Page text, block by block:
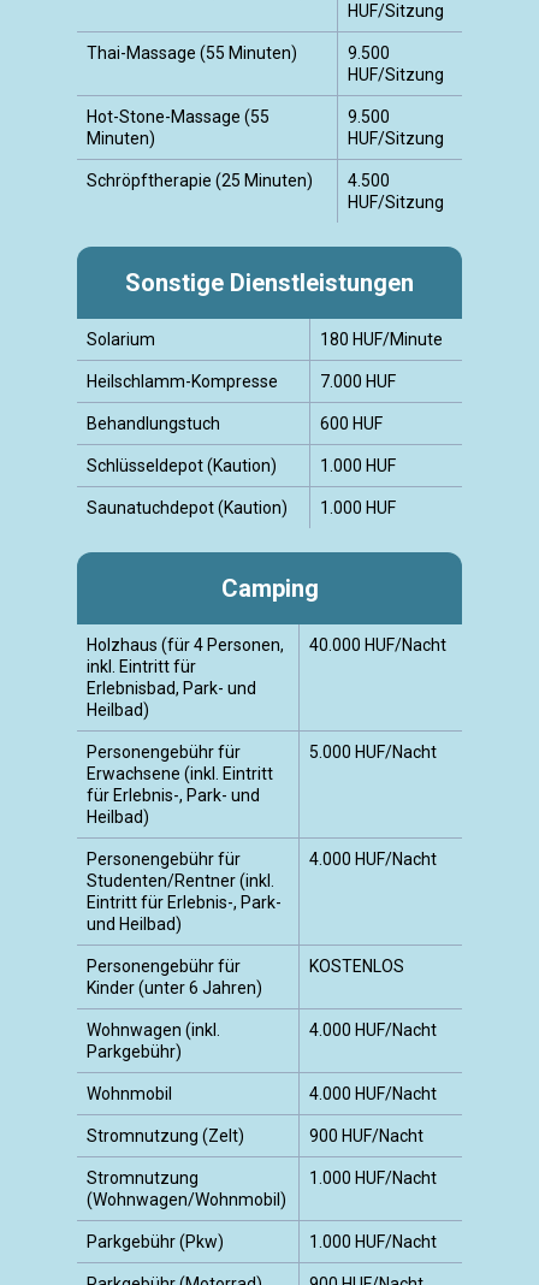
HUF/Sitzung
Thai-Massage (55 Minuten)
9.500
HUF/Sitzung
Hot-Stone-Massage (55
Minuten)
9.500
HUF/Sitzung
Schröpftherapie (25 Minuten)
4.500
HUF/Sitzung
Sonstige Dienstleistungen
Solarium 180 HUF/Minute
Heilschlamm-Kompresse 7.000 HUF
Behandlungstuch 600 HUF
Schlüsseldepot (Kaution) 1.000 HUF
Saunatuchdepot (Kaution) 1.000 HUF
Camping
Holzhaus (für 4 Personen,
inkl. Eintritt für
Erlebnisbad, Park- und
Heilbad)
40.000 HUF/Nacht
Personengebühr für
Erwachsene (inkl. Eintritt
für Erlebnis-, Park- und
Heilbad)
5.000 HUF/Nacht
Personengebühr für
Studenten/Rentner (inkl.
Eintritt für Erlebnis-, Park-
und Heilbad)
4.000 HUF/Nacht
Personengebühr für
Kinder (unter 6 Jahren)
KOSTENLOS
Wohnwagen (inkl.
Parkgebühr)
4.000 HUF/Nacht
Wohnmobil 4.000 HUF/Nacht
Stromnutzung (Zelt) 900 HUF/Nacht
Stromnutzung
(Wohnwagen/Wohnmobil)
1.000 HUF/Nacht
Parkgebühr (Pkw) 1.000 HUF/Nacht